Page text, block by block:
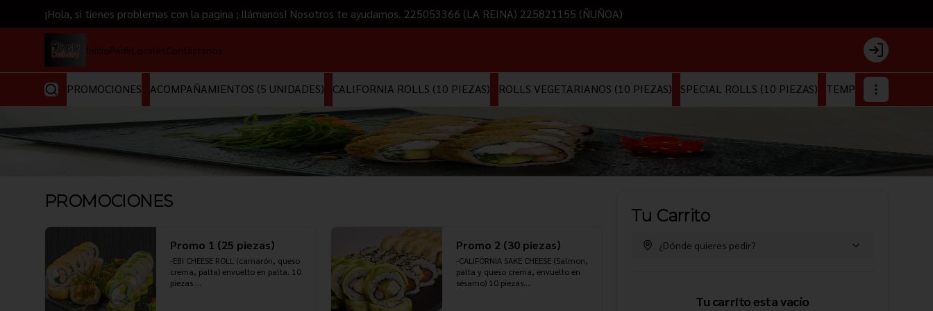
¡Hola, si tienes problemas con la pagina ; llámanos! Nosotros te ayudamos. 225053366 (LA REINA) 225821155 (ÑUÑOA)
InicioPedirLocalesContáctanos Login
PROMOCIONES ACOMPAÑAMIENTOS (5 UNIDADES) CALIFORNIA ROLLS (10 PIEZAS) ROLLS VEGETARIANOS (10 PIEZAS) SPECIAL ROLLS (10 PIEZAS) TEMPURA & PANKO
PROMOCIONES
Promo 1 (25 piezas)
-EBI CHEESE ROLL (camarón, queso
crema, palta) envuelto en palta. 10
piezas.
Promo 2 (30 piezas)
-CALIFORNIA SAKE CHEESE (Salmon,
palta y queso crema, envuelto en
sésamo) 10 piezas.
Tu Carrito
¿Dónde quieres pedir?
Tu carrito esta vacío